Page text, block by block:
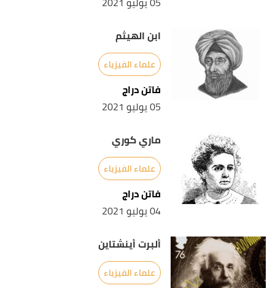
ابن الهيثم
علماء الفيزياء
فاتن دراج
05 يوليو 2021
ماري كوري
علماء الفيزياء
فاتن دراج
04 يوليو 2021
ألبرت أينشتاين
علماء الفيزياء